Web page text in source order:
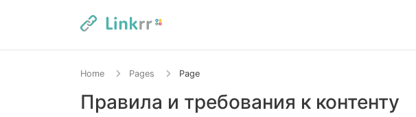
Home Pages Page
Правила и требования к контенту